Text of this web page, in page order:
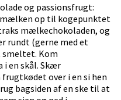
og passionsfrugt:
op til kogepunktet
mælkechokoladen, og
rundt (gerne med et
smeltet. Kom
i en skål. Skær
over i en si hen
bagsiden af en ske til at